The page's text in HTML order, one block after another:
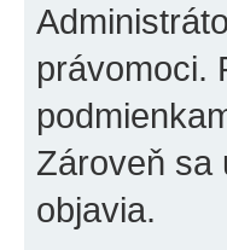
právomoci.
Zároveň sa
objavia.